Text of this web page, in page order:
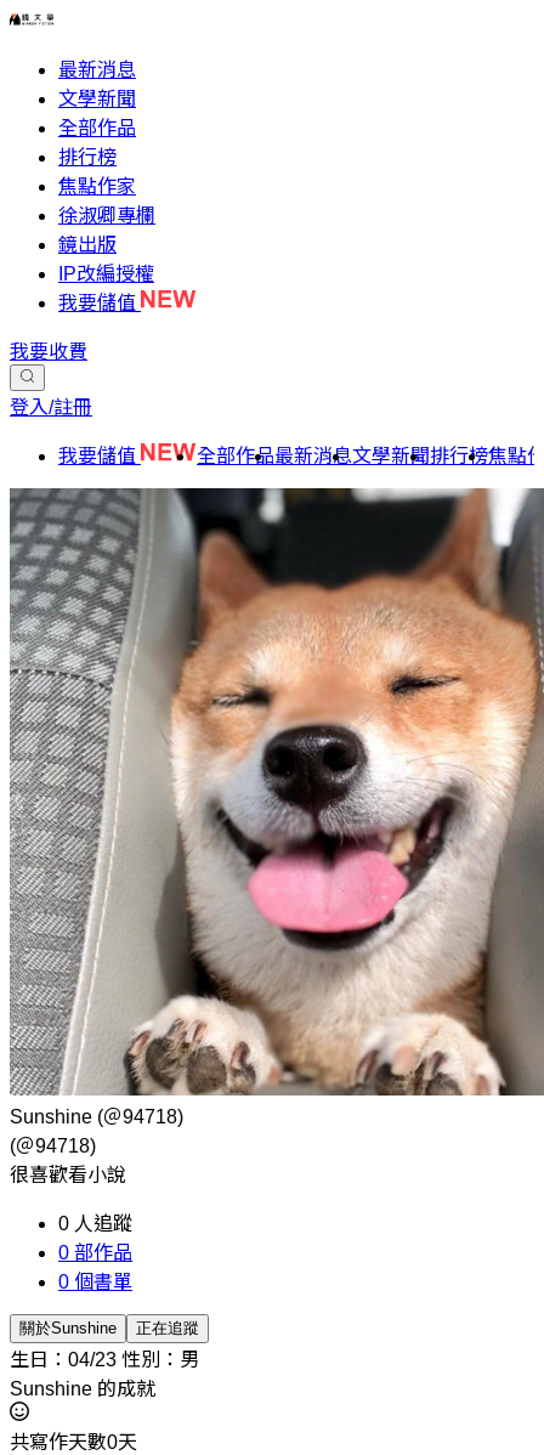
最新消息
文學新聞
全部作品
排行榜
焦點作家
徐淑卿專欄
鏡出版
IP改編授權
我要儲值
我要收費
登入/註冊
我要儲值 全部作品最新消息文學新聞排行榜焦點
Sunshine (＠94718)
(＠94718)
很喜歡看小說
0 人追蹤
0 部作品
0 個書單
關於Sunshine 正在追蹤
生日：04/23 性別：男
Sunshine 的成就
共寫作天數0天